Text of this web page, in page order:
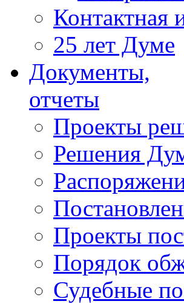
Контактная
25 лет Думе
Документы,
отчеты
Проекты
Решения
Проекты
Порядок
Судебные